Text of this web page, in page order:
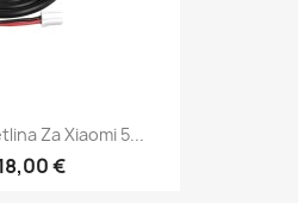
Za Xiaomi 5...
€